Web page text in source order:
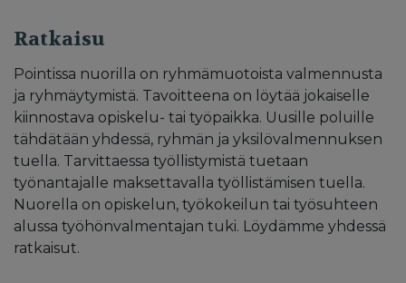
Ratkaisu
Pointissa nuorilla on ryhmämuotoista valmennusta
ja ryhmäytymistä. Tavoitteena on löytää jokaiselle
kiinnostava opiskelu- tai työpaikka. Uusille poluille
tähdätään yhdessä, ryhmän ja yksilövalmennuksen
tuella. Tarvittaessa työllistymistä tuetaan
työnantajalle maksettavalla työllistämisen tuella.
Nuorella on opiskelun, työkokeilun tai työsuhteen
alussa työhönvalmentajan tuki. Löydämme yhdessä
ratkaisut.